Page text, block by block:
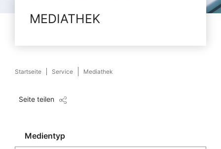
MEDIATHEK
Startseite Service Mediathek
Seite teilen
Medientyp